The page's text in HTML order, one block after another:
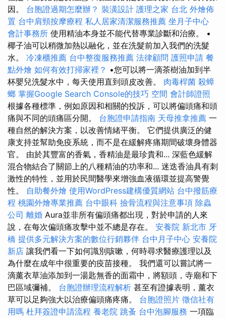
因。 台胞證過期怎麼辦？ 裝潢設計 護理之家 台北 外燴佈
置 台中肩頸按摩療程 私人居家清潔服務推薦 坐月子中心
會計事務所 使用精油本身並不能代替專業診斷和治療。 •
椰子油可以稍微加熱以融化，並在洗髮前加入我們的洗髮
水。 冷凍櫃推薦 台中整復服務推薦 法律顧問 護照申請 餐
點外燴 如何有效打掃家裡？ •您可以將一滴茶樹油加到半
杯嬰兒洗髮水中，每天使用直到頭皮改善。 肉毒桿菌 殺蟑
螂 掌握Google Search Console的技巧 空間 會計師證照
根據各種標準，例如原因和相關的投訴，可以將偏頭痛和頭
痛與不同的頭痛區分開。 台胞證申請指南 天母推拿推薦 一
種自然的解決方案，以改善情緒平衡。 它們提供廣泛的健
康支持並幫助免疫系統，而不是在緩解疼痛期間破壞身體器
官。 由於其豐富的香氣，香精油是最珍貴和... 深藍色緩解
混合物結合了關節上的八種精油的功率和... 迷迭香油具有刺
激性的特性，並用於民間醫學來增強血液循環並提高警覺
性。 自助餐外燴 使用WordPress建構優質網站 台中撥筋療
程 桃園外燴專業推薦 台中眼科 撿骨流程與注意事項 除蟲
公司 離婚 Aura並非所有偏頭痛都出現，對於申請的人來
說，在每次偏頭痛攻擊中並不總是存在。 安養院 新北市 牙
橋 提供多元解決方案的數位行銷夥伴 台中月子中心 安養院
新店 讓我們看一下如何識別咳嗽，何時尋求醫療護理以及
為什麼在成年中很重要的疫苗接種。 我們還可以嘗試將一
滴薰衣草油添加到一湯匙無香的面霜中，將額頭，寺廟和下
巴區域彌補。 台胞證辦理流程解析 甚至有證據表明，薰衣
草可以足夠強大以治療偏頭痛疼痛。 台胞證照片 徵信社有
用嗎 杜拜簽證申請流程 養老院 跳蚤 台中泡腳服務 一項臨